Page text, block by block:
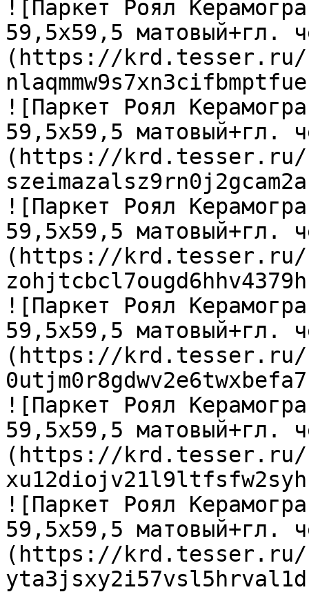
![Паркет Роял
59,5х59,5 матовый+гл.
(https://krd.tesser.ru/
![Паркет Роял
59,5х59,5 матовый+гл.
(https://krd.tesser.ru/
![Паркет Роял
59,5х59,5 матовый+гл.
(https://krd.tesser.ru/
![Паркет Роял
59,5х59,5 матовый+гл.
(https://krd.tesser.ru/
![Паркет Роял
59,5х59,5 матовый+гл.
(https://krd.tesser.ru/
![Паркет Роял
59,5х59,5 матовый+гл.
(https://krd.tesser.ru/